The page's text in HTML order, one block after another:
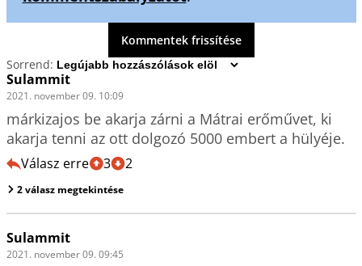
Kommentek frissítése
Sorrend:
Sulammit
2021. november 09. 10:09
márkizajos be akarja zárni a Mátrai erőművet, ki
akarja tenni az ott dolgozó 5000 embert a hülyéje.
Válasz erre 3 2
2 válasz megtekintése
Sulammit
2021. november 09. 09:45